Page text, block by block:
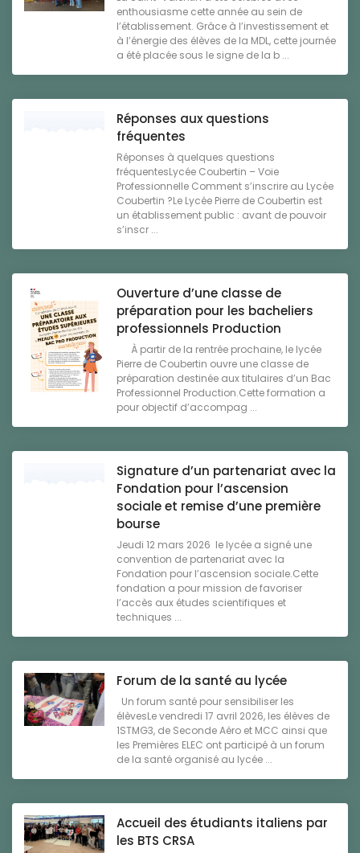
enthousiasme cette année au sein de
l’établissement. Grâce à l’investissement et
à l’énergie des élèves de la MDL, cette journée
a été placée sous le signe de la b ...
Réponses aux questions
fréquentes
Réponses à quelques questions
fréquentesLycée Coubertin – Voie
Professionnelle Comment s’inscrire au Lycée
Coubertin ?Le Lycée Pierre de Coubertin est
un établissement public : avant de pouvoir
s’inscr ...
Ouverture d’une classe de
préparation pour les bacheliers
professionnels Production
À partir de la rentrée prochaine, le lycée
Pierre de Coubertin ouvre une classe de
préparation destinée aux titulaires d’un Bac
Professionnel Production.Cette formation a
pour objectif d’accompag ...
Signature d’un partenariat avec la
Fondation pour l’ascension
sociale et remise d’une première
bourse
Jeudi 12 mars 2026 le lycée a signé une
convention de partenariat avec la
Fondation pour l’ascension sociale.Cette
fondation a pour mission de favoriser
l’accès aux études scientifiques et
techniques ...
Forum de la santé au lycée
Un forum santé pour sensibiliser les
élèvesLe vendredi 17 avril 2026, les élèves de
1STMG3, de Seconde Aéro et MCC ainsi que
les Premières ELEC ont participé à un forum
de la santé organisé au lycée ...
Accueil des étudiants italiens par
les BTS CRSA